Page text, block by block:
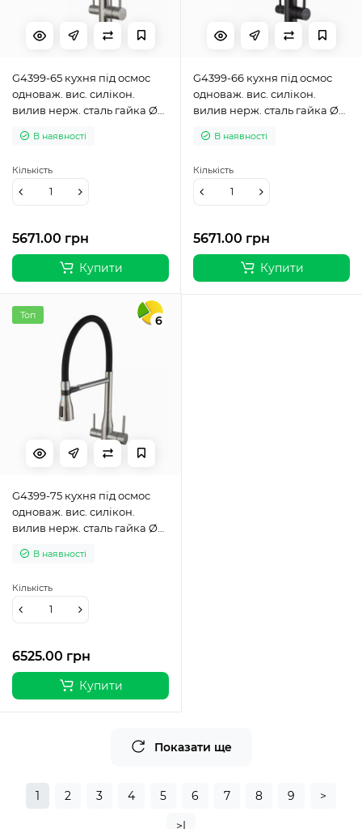
G4399-65 кухня під осмос
одноваж. вис. силікон.
вилив нерж. сталь гайка Ø35
В наявності
5671.00 грн
Кількість
Купити
G4399-66 кухня під осмос
одноваж. вис. силікон.
вилив нерж. сталь гайка Ø35
В наявності
5671.00 грн
Кількість
Купити
6
Топ
G4399-75 кухня під осмос
одноваж. вис. силікон.
вилив нерж. сталь гайка Ø35
В наявності
6525.00 грн
Кількість
Купити
Показати ще
1 2 3 4 5 6 7 8 9 >
>|